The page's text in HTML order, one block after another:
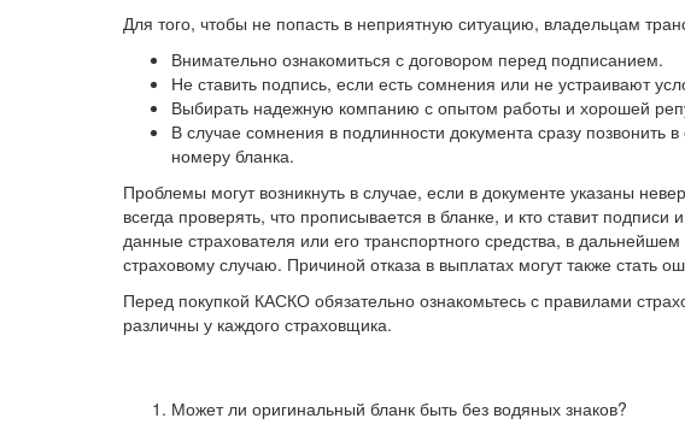
Для того, чтобы не попасть в неприятную ситуацию, владельцам
Внимательно ознакомиться с договором перед подписанием.
Не ставить подпись, если есть сомнения или не устраивают
Выбирать надежную компанию с опытом работы и хорошей
В случае сомнения в подлинности документа сразу позвонить
номеру бланка.
Проблемы могут возникнуть в случае, если в документе указаны
всегда проверять, что прописывается в бланке, и кто ставит
данные страхователя или его транспортного средства, в
страховому случаю. Причиной отказа в выплатах могут также стать
Перед покупкой КАСКО обязательно ознакомьтесь с правилами
различны у каждого страховщика.
Может ли оригинальный бланк быть без водяных знаков?